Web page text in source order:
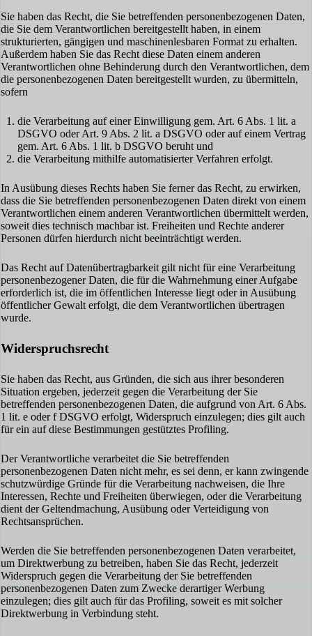
Sie haben das Recht, die Sie betreffenden personenbezogenen Daten,
die Sie dem Verantwortlichen bereitgestellt haben, in einem
strukturierten, gängigen und maschinenlesbaren Format zu erhalten.
Außerdem haben Sie das Recht diese Daten einem anderen
Verantwortlichen ohne Behinderung durch den Verantwortlichen, dem
die personenbezogenen Daten bereitgestellt wurden, zu übermitteln,
sofern
die Verarbeitung auf einer Einwilligung gem. Art. 6 Abs. 1 lit. a
DSGVO oder Art. 9 Abs. 2 lit. a DSGVO oder auf einem Vertrag
gem. Art. 6 Abs. 1 lit. b DSGVO beruht und
die Verarbeitung mithilfe automatisierter Verfahren erfolgt.
In Ausübung dieses Rechts haben Sie ferner das Recht, zu erwirken,
dass die Sie betreffenden personenbezogenen Daten direkt von einem
Verantwortlichen einem anderen Verantwortlichen übermittelt werden,
soweit dies technisch machbar ist. Freiheiten und Rechte anderer
Personen dürfen hierdurch nicht beeinträchtigt werden.
Das Recht auf Datenübertragbarkeit gilt nicht für eine Verarbeitung
personenbezogener Daten, die für die Wahrnehmung einer Aufgabe
erforderlich ist, die im öffentlichen Interesse liegt oder in Ausübung
öffentlicher Gewalt erfolgt, die dem Verantwortlichen übertragen
wurde.
Widerspruchsrecht
Sie haben das Recht, aus Gründen, die sich aus ihrer besonderen
Situation ergeben, jederzeit gegen die Verarbeitung der Sie
betreffenden personenbezogenen Daten, die aufgrund von Art. 6 Abs.
1 lit. e oder f DSGVO erfolgt, Widerspruch einzulegen; dies gilt auch
für ein auf diese Bestimmungen gestütztes Profiling.
Der Verantwortliche verarbeitet die Sie betreffenden
personenbezogenen Daten nicht mehr, es sei denn, er kann zwingende
schutzwürdige Gründe für die Verarbeitung nachweisen, die Ihre
Interessen, Rechte und Freiheiten überwiegen, oder die Verarbeitung
dient der Geltendmachung, Ausübung oder Verteidigung von
Rechtsansprüchen.
Werden die Sie betreffenden personenbezogenen Daten verarbeitet,
um Direktwerbung zu betreiben, haben Sie das Recht, jederzeit
Widerspruch gegen die Verarbeitung der Sie betreffenden
personenbezogenen Daten zum Zwecke derartiger Werbung
einzulegen; dies gilt auch für das Profiling, soweit es mit solcher
Direktwerbung in Verbindung steht.